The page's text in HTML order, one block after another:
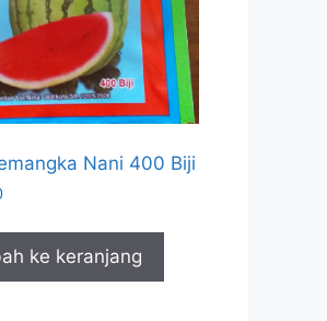
Nani 400 Biji
ke keranjang